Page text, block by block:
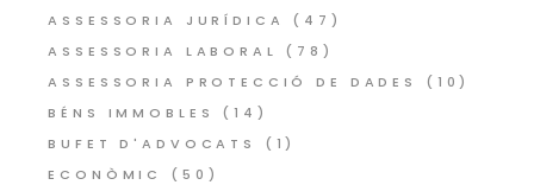
ASSESSORIA JURÍDICA
(47)
ASSESSORIA LABORAL
(78)
ASSESSORIA PROTECCIÓ DE DADES
(10)
BÉNS IMMOBLES
(14)
BUFET D'ADVOCATS
(1)
ECONÒMIC
(50)